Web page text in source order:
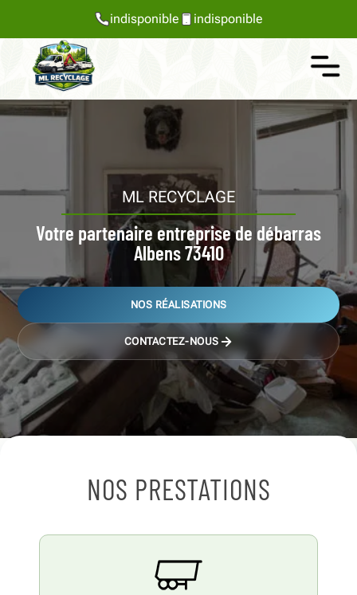
indisponible indisponible
ML RECYCLAGE
Votre partenaire entreprise de débarras
Albens 73410
NOS RÉALISATIONS
CONTACTEZ-NOUS
NOS PRESTATIONS